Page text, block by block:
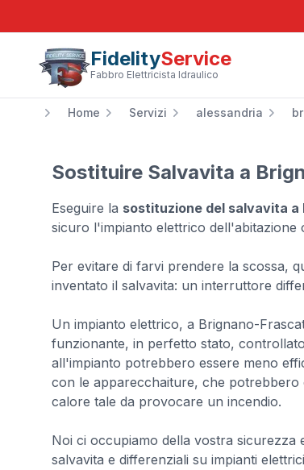
FidelityService
Fabbro Elettricista Idraulico
Home Servizi alessandria
Sostituire Salvavita a
Eseguire la sostituzione del salvavita a
sicuro l'impianto elettrico dell'abitazione
Per evitare di farvi prendere la scossa,
inventato il salvavita: un interruttore
Un impianto elettrico, a Brignano-
funzionante, in perfetto stato,
all'impianto potrebbero essere meno
con le apparecchaiture, che
calore tale da provocare un incendio.
Noi ci occupiamo della vostra sicurezza
salvavita e differenziali su impianti